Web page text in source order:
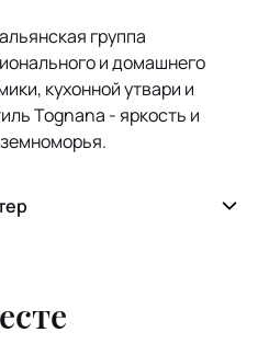
группа
и домашнего
кухонной утвари и
Tognana - яркость и